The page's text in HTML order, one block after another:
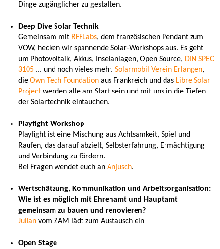
Dinge zugänglicher zu gestalten.
Deep Dive Solar Technik
Gemeinsam mit RFFLabs, dem französischen Pendant zum
VOW, hecken wir spannende Solar-Workshops aus. Es geht
um Photovoltaik, Akkus, Inselanlagen, Open Source, DIN SPEC
3105 ... und noch vieles mehr. Solarmobil Verein Erlangen,
die Own Tech Foundation aus Frankreich und das Libre Solar
Project werden alle am Start sein und mit uns in die Tiefen
der Solartechnik eintauchen.
Playfight Workshop
Playfight ist eine Mischung aus Achtsamkeit, Spiel und
Raufen, das darauf abzielt, Selbsterfahrung, Ermächtigung
und Verbindung zu fördern.
Bei Fragen wendet euch an Anjusch.
Wertschätzung, Kommunikation und Arbeitsorganisation:
Wie ist es möglich mit Ehrenamt und Hauptamt
gemeinsam zu bauen und renovieren?
Julian vom ZAM lädt zum Austausch ein
Open Stage